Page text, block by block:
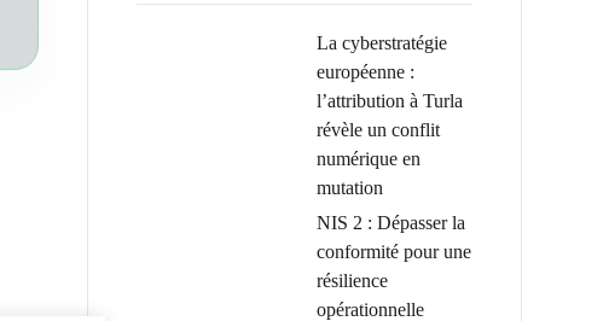
La cyberstratégie
européenne :
l’attribution à Turla
révèle un conflit
numérique en
mutation
NIS 2 : Dépasser la
conformité pour une
résilience
opérationnelle